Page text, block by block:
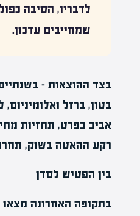
לדבריו, הסיבה
שמחייבים עדכון.
בטון, ברזל
אביב בפרט, תחזיות
רקע ההאטה בשוק,
בין הפטיש לסדן
בתקופה האחרונה מצאו